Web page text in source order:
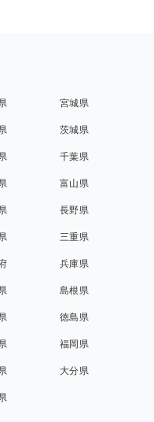
宮城県
茨城県
千葉県
富山県
長野県
三重県
兵庫県
島根県
徳島県
福岡県
大分県